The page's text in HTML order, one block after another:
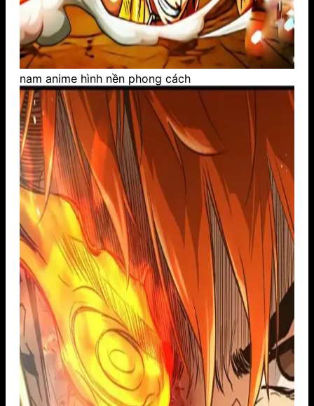
nam anime hình nền phong cách